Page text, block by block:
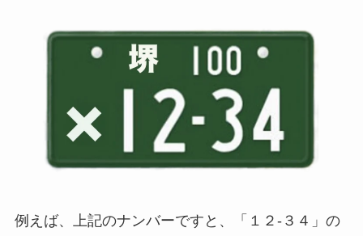
例えば、上記のナンバーですと、「１２-３４」の